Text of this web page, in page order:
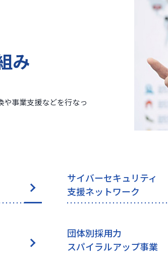
み
事業支援などを行なっ
サイバーセキュリティ
支援ネットワーク
団体別採用力
スパイラルアップ事業